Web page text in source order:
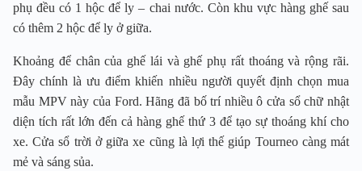
phụ đều có 1 hộc để ly – chai nước. Còn khu vực hàng ghế sau
có thêm 2 hộc để ly ở giữa.
Khoảng để chân của ghế lái và ghế phụ rất thoáng và rộng rãi.
Đây chính là ưu điểm khiến nhiều người quyết định chọn mua
mẫu MPV này của Ford. Hãng đã bố trí nhiều ô cửa sổ chữ nhật
diện tích rất lớn đến cả hàng ghế thứ 3 để tạo sự thoáng khí cho
xe. Cửa sổ trời ở giữa xe cũng là lợi thế giúp Tourneo càng mát
mẻ và sáng sủa.